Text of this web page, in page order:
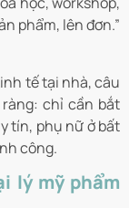
phẩm, lên đơn.”
tế tại nhà, câu
chỉ cần bắt
tín, phụ nữ ở bất
công.
lý mỹ phẩm